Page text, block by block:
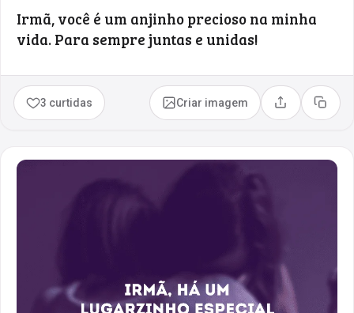
Irmã, você é um anjinho precioso na minha
vida. Para sempre juntas e unidas!
3 curtidas Criar imagem Compartilhar
Copiar